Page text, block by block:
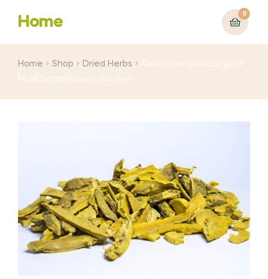
Home
0
Home Shop Dried Herbs
Kasturi manjal kizangu or
Musk turmeric கஸ்தூரி மஞ்சள்